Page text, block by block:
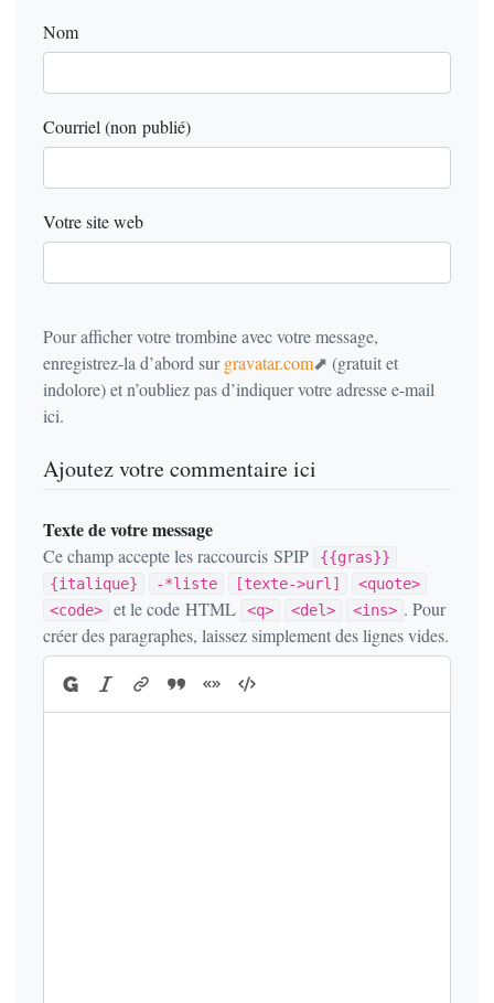
Nom
Courriel (non publié)
Votre site web
Pour afficher votre trombine avec votre message,
enregistrez-la d’abord surgravatar.com
(gratuit et
indolore) et n’oubliez pas d’indiquer votre adresse e-mail
ici.
Ajoutez votre commentaire ici
Texte de votre message
Ce champ accepte les raccourcis SPIP
{{gras}}
{italique}
-*liste [texte->url]
<quote>
<code>
et le code HTML <q> <del> <ins> . Pour
créer des paragraphes, laissez simplement des lignes vides.